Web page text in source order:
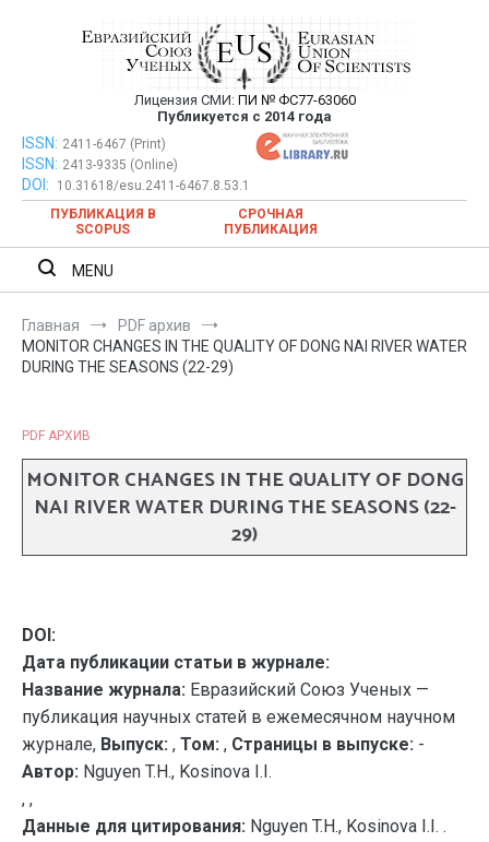
Евразийский Союз Ученых —
публикация научных статей в
ежемесячном научном журнале
Лицензия СМИ: ПИ № ФС77-63060
Публикуется с 2014 года
Евразийский Союз Ученых — публикация научных статей в
ежемесячном научном журнале
ISSN: 2411-6467 (Print)
ISSN: 2413-9335 (Online)
DOI:
10.31618/esu.2411-6467.8.53.1
ПУБЛИКАЦИЯ В
SCOPUS
СРОЧНАЯ
ПУБЛИКАЦИЯ
MENU
Главная
PDF архив
MONITOR CHANGES IN THE QUALITY OF DONG NAI RIVER WATER
DURING THE SEASONS (22-29)
PDF АРХИВ
MONITOR CHANGES IN THE QUALITY OF DONG
NAI RIVER WATER DURING THE SEASONS (22-
29)
DOI:
Дата публикации статьи в журнале:
Название журнала: Евразийский Союз Ученых —
публикация научных статей в ежемесячном научном
журнале, Выпуск: , Том: , Страницы в выпуске: -
Автор: Nguyen T.H., Kosinova I.I.
, ,
Данные для цитирования: Nguyen T.H., Kosinova I.I. .